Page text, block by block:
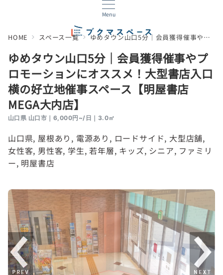
Menu
HOME スペース一覧 ゆめタウン山口5分｜会員獲得催事やプロモーションにオススメ！大型書店入口横の好立地催事スペース【明屋書店MEGA大内店】
ゆめタウン山口5分｜会員獲得催事やプ
ロモーションにオススメ！大型書店入口
横の好立地催事スペース【明屋書店
MEGA大内店】
山口県 山口市｜6,000円~/日｜3.0㎡
山口県, 屋根あり , 電源あり , ロードサイド, 大型店舗
女性客, 男性客, 学生, 若年層, キッズ, シニア, ファミリ
ー, 明屋書店